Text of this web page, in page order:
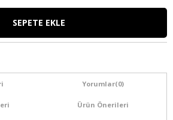
Yorumlar(0)
Ürün Önerileri